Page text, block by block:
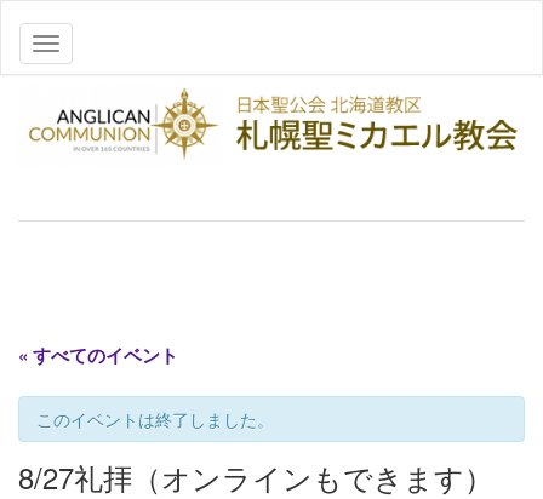
ナビゲーションを切り替え
« すべてのイベント
このイベントは終了しました。
8/27礼拝（オンラインもできます）